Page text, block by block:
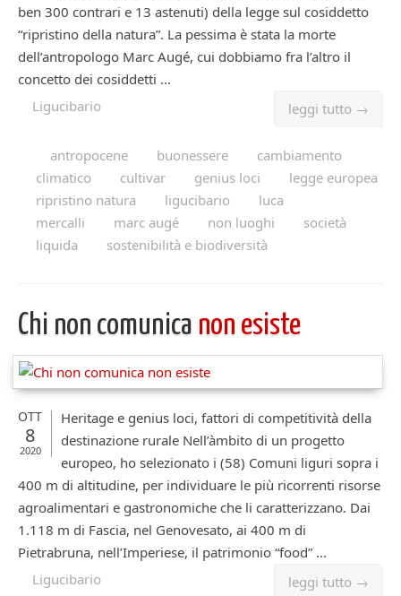
ben 300 contrari e 13 astenuti) della legge sul cosiddetto
“ripristino della natura”. La pessima è stata la morte
dell’antropologo Marc Augé, cui dobbiamo fra l’altro il
concetto dei cosiddetti ...
leggi tutto →
Ligucibario
antropocene buonessere
cambiamento
climatico
cultivar genius loci
legge europea
ripristino natura
ligucibario
luca
mercalli
marc augé non luoghi
società
liquida
sostenibilità e biodiversità
Chi non comunica non esiste
OTT
8
2020
Heritage e genius loci, fattori di competitività della
destinazione rurale Nell’àmbito di un progetto
europeo, ho selezionato i (58) Comuni liguri sopra i
400 m di altitudine, per individuare le più ricorrenti risorse
agroalimentari e gastronomiche che li caratterizzano. Dai
1.118 m di Fascia, nel Genovesato, ai 400 m di
Pietrabruna, nell’Imperiese, il patrimonio “food” ...
leggi tutto →
Ligucibario